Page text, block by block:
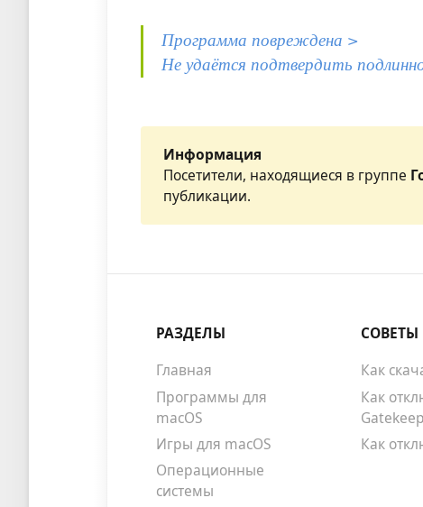
Программа повреждена >
Не удаётся подтвердить
Информация
Посетители, находящиеся в группе
публикации.
РАЗДЕЛЫ
Главная
Программы для
macOS
Игры для macOS
Операционные
системы
СОВЕТЫ
Как
Как
Как